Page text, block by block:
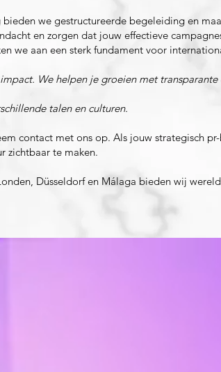
we gestructureerde begeleiding en
en zorgen dat jouw effectieve
we aan een sterk fundament voor
We helpen je groeien met
talen en culturen.
contact met ons op. Als jouw strategisch
zichtbaar te maken.
Düsseldorf en Málaga bieden wij